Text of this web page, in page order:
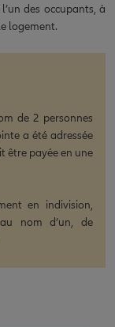
des occupants, à
logement.
de 2 personnes
a été adressée
être payée en une
en indivision,
nom d’un, de